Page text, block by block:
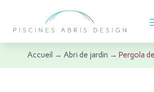
Accueil →Abri de jardin → Pergola